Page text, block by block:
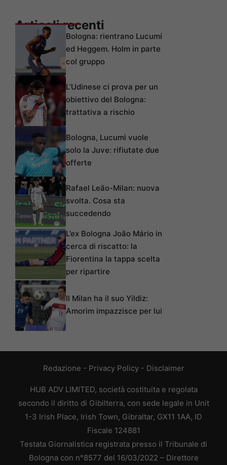
Articoli recenti
Bologna: rientrano Lucumí
ed Heggem. Holm in parte
col gruppo
L’Udinese ci prova per un
obiettivo del Bologna:
trattativa a rischio
Bologna, Lucumì vuole
solo la Juve: rifiutate due
offerte
Rafael Leão-Milan: nuova
svolta. Cosa sta
succedendo
L’ex Bologna João Mário in
cerca di riscatto: la
Fiorentina la tappa scelta
per ripartire
Il Milan ha il suo Yildiz:
Amorim impazzisce per lui
Redazione - Privacy Policy- Disclaimer
HUB ADV LIMITED, società costituita e regolata
secondo il diritto di Gibilterra, con sede legale in Unit
1-3 Irish Place, Irish Town, Gibraltar, GX11 1AA, ID
Fiscale 124881
Testata Giornalistica registrata presso il Tribunale di
Bologna con n°8577 del 16/03/2022 – Direttore